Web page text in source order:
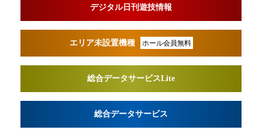
デジタル日刊遊技情報
エリア未設置機種 ホール会員無料
総合データサービスLite
総合データサービス